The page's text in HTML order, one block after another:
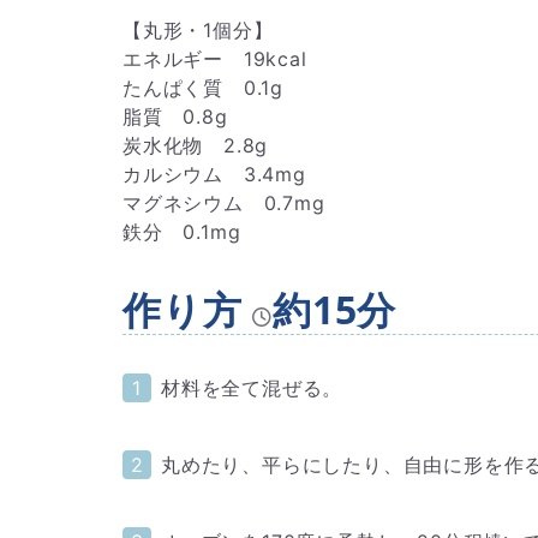
【丸形・1個分】
エネルギー 19kcal
たんぱく質 0.1g
脂質 0.8g
炭水化物 2.8g
カルシウム 3.4mg
マグネシウム 0.7mg
鉄分 0.1mg
作り方 約15分
材料を全て混ぜる。
丸めたり、平らにしたり、自由に形を作